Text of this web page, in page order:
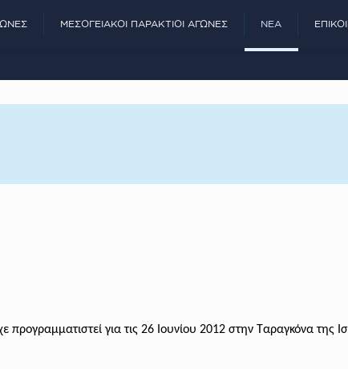
ΜΕΣΟΓΕΙΑΚΟΊ ΠΑΡΆΚΤΙΟΙ ΑΓΏΝΕΣ ΝΈΑ
για τις 26 Ιουνίου 2012 στην Ταραγκόνα της